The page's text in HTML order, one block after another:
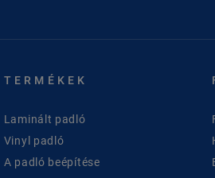
TERMÉKEK
Laminált padló
Vinyl padló
A padló beépítése